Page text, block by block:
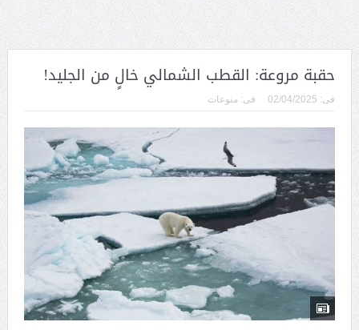
حقبة مروعة: القطب الشمالي خالٍ من الجليد!
فى: 02/04/2025 فى: منوعات